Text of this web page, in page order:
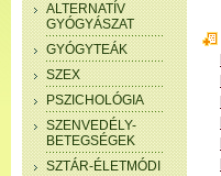
ALTERNATÍV
GYÓGYÁSZAT
GYÓGYTEÁK
SZEX
PSZICHOLÓGIA
SZENVEDÉLY-
BETEGSÉGEK
SZTÁR-ÉLETMÓDI